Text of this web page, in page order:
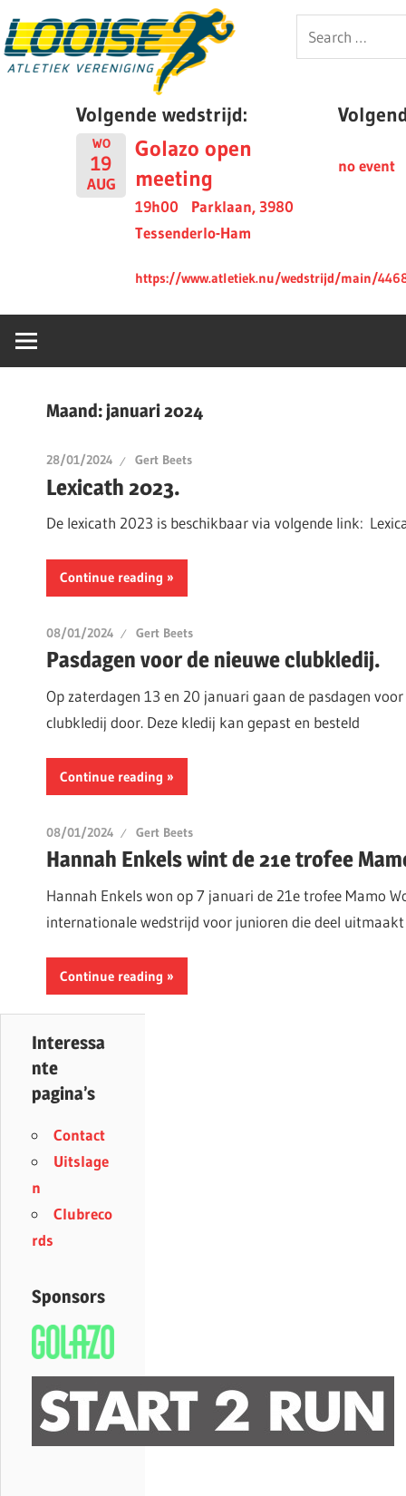
to
content
Looise
Search
for:
Volgende wedstrijd:
WO
19
AUG
Golazo open
meeting
19h00
Parklaan, 3980
Tessenderlo-Ham
https://www.atletiek.nu/wedstrijd/main/
no event
Maand:januari 2024
28/01/2024 Gert Beets
Lexicath 2023.
De lexicath 2023 is beschikbaar via volgende link:
Continue reading
08/01/2024 Gert Beets
Pasdagen voor de nieuwe clubkledij.
Op zaterdagen 13 en 20 januari gaan de pasdagen
clubkledij door. Deze kledij kan gepast en besteld
Continue reading
08/01/2024 Gert Beets
Hannah Enkels wint de 21e trofee
Hannah Enkels won op 7 januari de 21e trofee Mamo
internationale wedstrijd voor junioren die deel
Continue reading
Interessa
nte
pagina’s
Contact
Uitslage
n
Clubreco
rds
Sponsors